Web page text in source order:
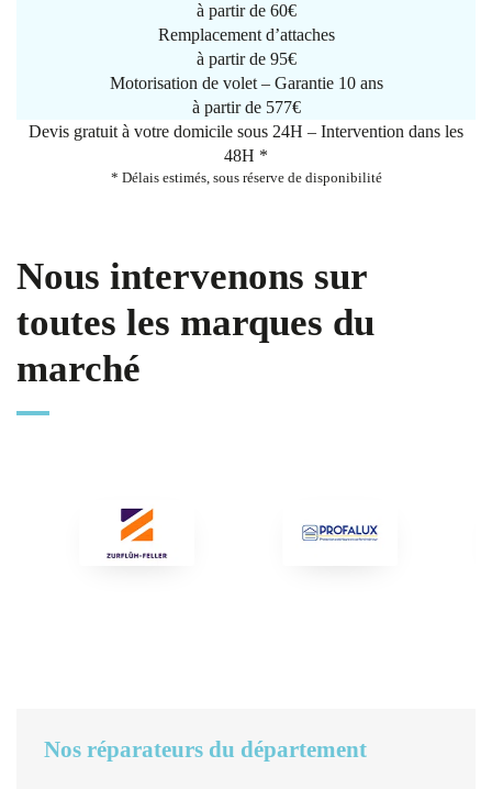
à partir de 60€
Remplacement d’attaches
à partir de 95€
Motorisation de volet – Garantie 10 ans
à partir de 577€
Devis gratuit à votre domicile sous 24H – Intervention dans les
48H *
* Délais estimés, sous réserve de disponibilité
Nous intervenons sur
toutes les marques du
marché
Nos réparateurs du département